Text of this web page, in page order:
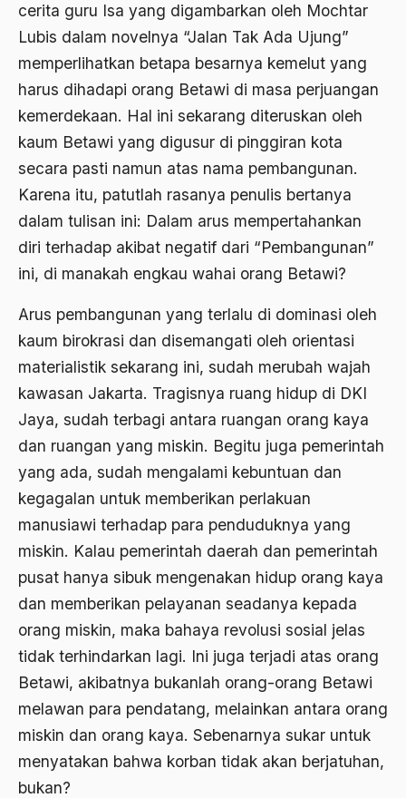
cerita guru Isa yang digambarkan oleh Mochtar
Lubis dalam novelnya “Jalan Tak Ada Ujung”
memperlihatkan betapa besarnya kemelut yang
harus dihadapi orang Betawi di masa perjuangan
kemerdekaan. Hal ini sekarang diteruskan oleh
kaum Betawi yang digusur di pinggiran kota
secara pasti namun atas nama pembangunan.
Karena itu, patutlah rasanya penulis bertanya
dalam tulisan ini: Dalam arus mempertahankan
diri terhadap akibat negatif dari “Pembangunan”
ini, di manakah engkau wahai orang Betawi?
Arus pembangunan yang terlalu di dominasi oleh
kaum birokrasi dan disemangati oleh orientasi
materialistik sekarang ini, sudah merubah wajah
kawasan Jakarta. Tragisnya ruang hidup di DKI
Jaya, sudah terbagi antara ruangan orang kaya
dan ruangan yang miskin. Begitu juga pemerintah
yang ada, sudah mengalami kebuntuan dan
kegagalan untuk memberikan perlakuan
manusiawi terhadap para penduduknya yang
miskin. Kalau pemerintah daerah dan pemerintah
pusat hanya sibuk mengenakan hidup orang kaya
dan memberikan pelayanan seadanya kepada
orang miskin, maka bahaya revolusi sosial jelas
tidak terhindarkan lagi. Ini juga terjadi atas orang
Betawi, akibatnya bukanlah orang-orang Betawi
melawan para pendatang, melainkan antara orang
miskin dan orang kaya. Sebenarnya sukar untuk
menyatakan bahwa korban tidak akan berjatuhan,
bukan?
Al Asnawi
al qaeda
Al-Azhar
Al-Ghazali
Al-Ikhwanu Al-Muslimun
al-Khalil Ibnu Ahmad al-Farahidi
Al-Maududi
al-quran
Ali Khomeini
Ali Murtopo
Ali Shariati
Ali Sidikin
Ali Syahbana
Aliran AHmadiyah
Aliran Kepercayaan
Alistair Cook
Allah
ALmanak
Alternatif Moral
Alternatif Nilai